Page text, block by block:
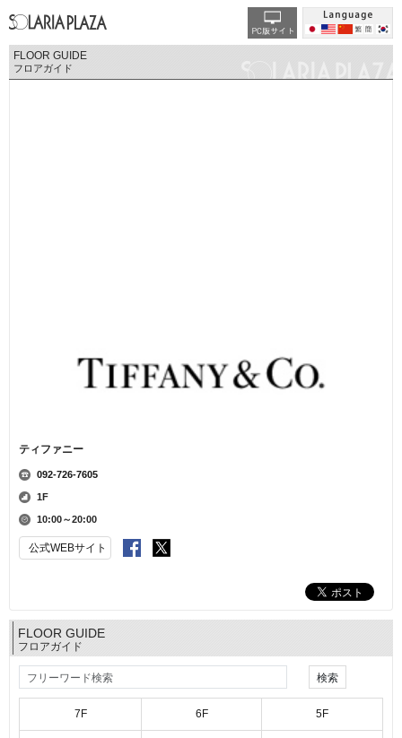
FLOOR GUIDE
フロアガイド
ティファニー
092-726-7605
1F
10:00～20:00
公式WEBサイト
FLOOR GUIDE
フロアガイド
7F 6F 5F